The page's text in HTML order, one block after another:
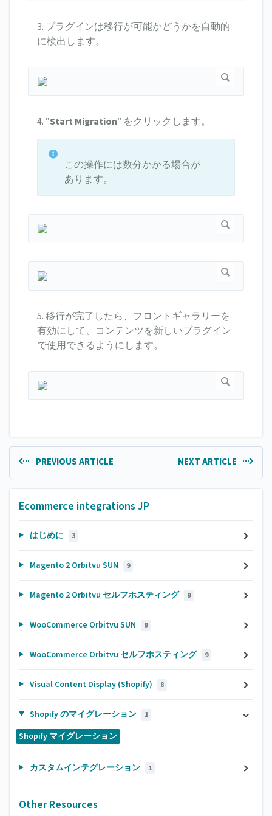
3. プラグインは移行が可能かどうかを自動的
に検出します。
4. ”Start Migration” をクリックします。
この操作には数分かかる場合が
あります。
5. 移行が完了したら、フロントギャラリーを
有効にして、コンテンツを新しいプラグイン
で使用できるようにします。
PREVIOUS ARTICLE NEXT ARTICLE
Ecommerce integrations JP
はじめに 3
Magento 2 Orbitvu SUN 9
Magento 2 Orbitvu セルフホスティング 9
WooCommerce Orbitvu SUN 9
WooCommerce Orbitvu セルフホスティング 9
Visual Content Display (Shopify) 8
Shopify のマイグレーション 1
Shopify マイグレーション
カスタムインテグレーション 1
Other Resources